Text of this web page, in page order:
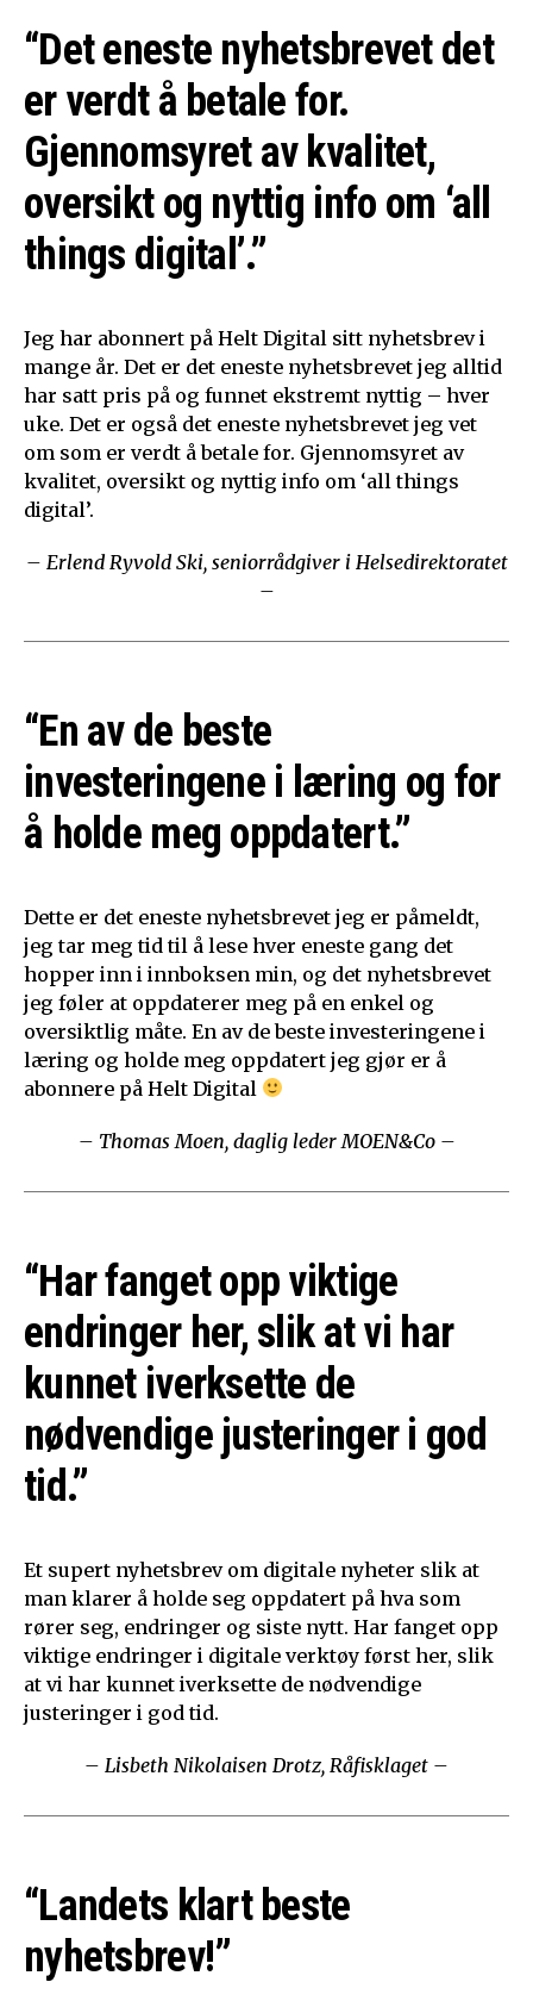
“Det eneste nyhetsbrevet det
er verdt å betale for.
Gjennomsyret av kvalitet,
oversikt og nyttig info om ‘all
things digital’.”
Jeg har abonnert på Helt Digital sitt nyhetsbrev i
mange år. Det er det eneste nyhetsbrevet jeg alltid
har satt pris på og funnet ekstremt nyttig – hver
uke. Det er også det eneste nyhetsbrevet jeg vet
om som er verdt å betale for. Gjennomsyret av
kvalitet, oversikt og nyttig info om ‘all things
digital’.
– Erlend Ryvold Ski, seniorrådgiver i Helsedirektoratet
–
“En av de beste
investeringene i læring og for
å holde meg oppdatert.”
Dette er det eneste nyhetsbrevet jeg er påmeldt,
jeg tar meg tid til å lese hver eneste gang det
hopper inn i innboksen min, og det nyhetsbrevet
jeg føler at oppdaterer meg på en enkel og
oversiktlig måte. En av de beste investeringene i
læring og holde meg oppdatert jeg gjør er å
abonnere på Helt Digital
– Thomas Moen, daglig leder MOEN&Co –
“Har fanget opp viktige
endringer her, slik at vi har
kunnet iverksette de
nødvendige justeringer i god
tid.”
Et supert nyhetsbrev om digitale nyheter slik at
man klarer å holde seg oppdatert på hva som
rører seg, endringer og siste nytt. Har fanget opp
viktige endringer i digitale verktøy først her, slik
at vi har kunnet iverksette de nødvendige
justeringer i god tid.
– Lisbeth Nikolaisen Drotz, Råfisklaget –
“Landets klart beste
nyhetsbrev!”